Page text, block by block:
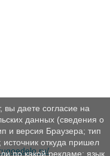
вы даете согласие на
данных (сведения о
и версия Браузера; тип
откуда пришел
по какой рекламе; язык